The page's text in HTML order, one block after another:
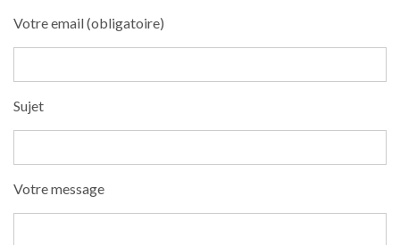
Votre email (obligatoire)
Sujet
Votre message